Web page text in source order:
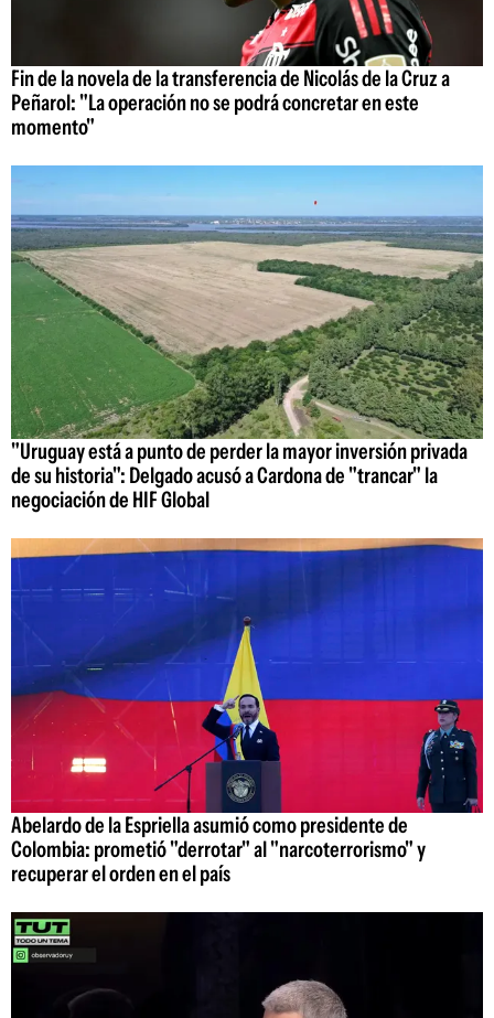
Fin de la novela de la transferencia de Nicolás de la Cruz a
Peñarol: "La operación no se podrá concretar en este
momento"
"Uruguay está a punto de perder la mayor inversión privada
de su historia": Delgado acusó a Cardona de "trancar" la
negociación de HIF Global
Abelardo de la Espriella asumió como presidente de
Colombia: prometió "derrotar" al "narcoterrorismo" y
recuperar el orden en el país